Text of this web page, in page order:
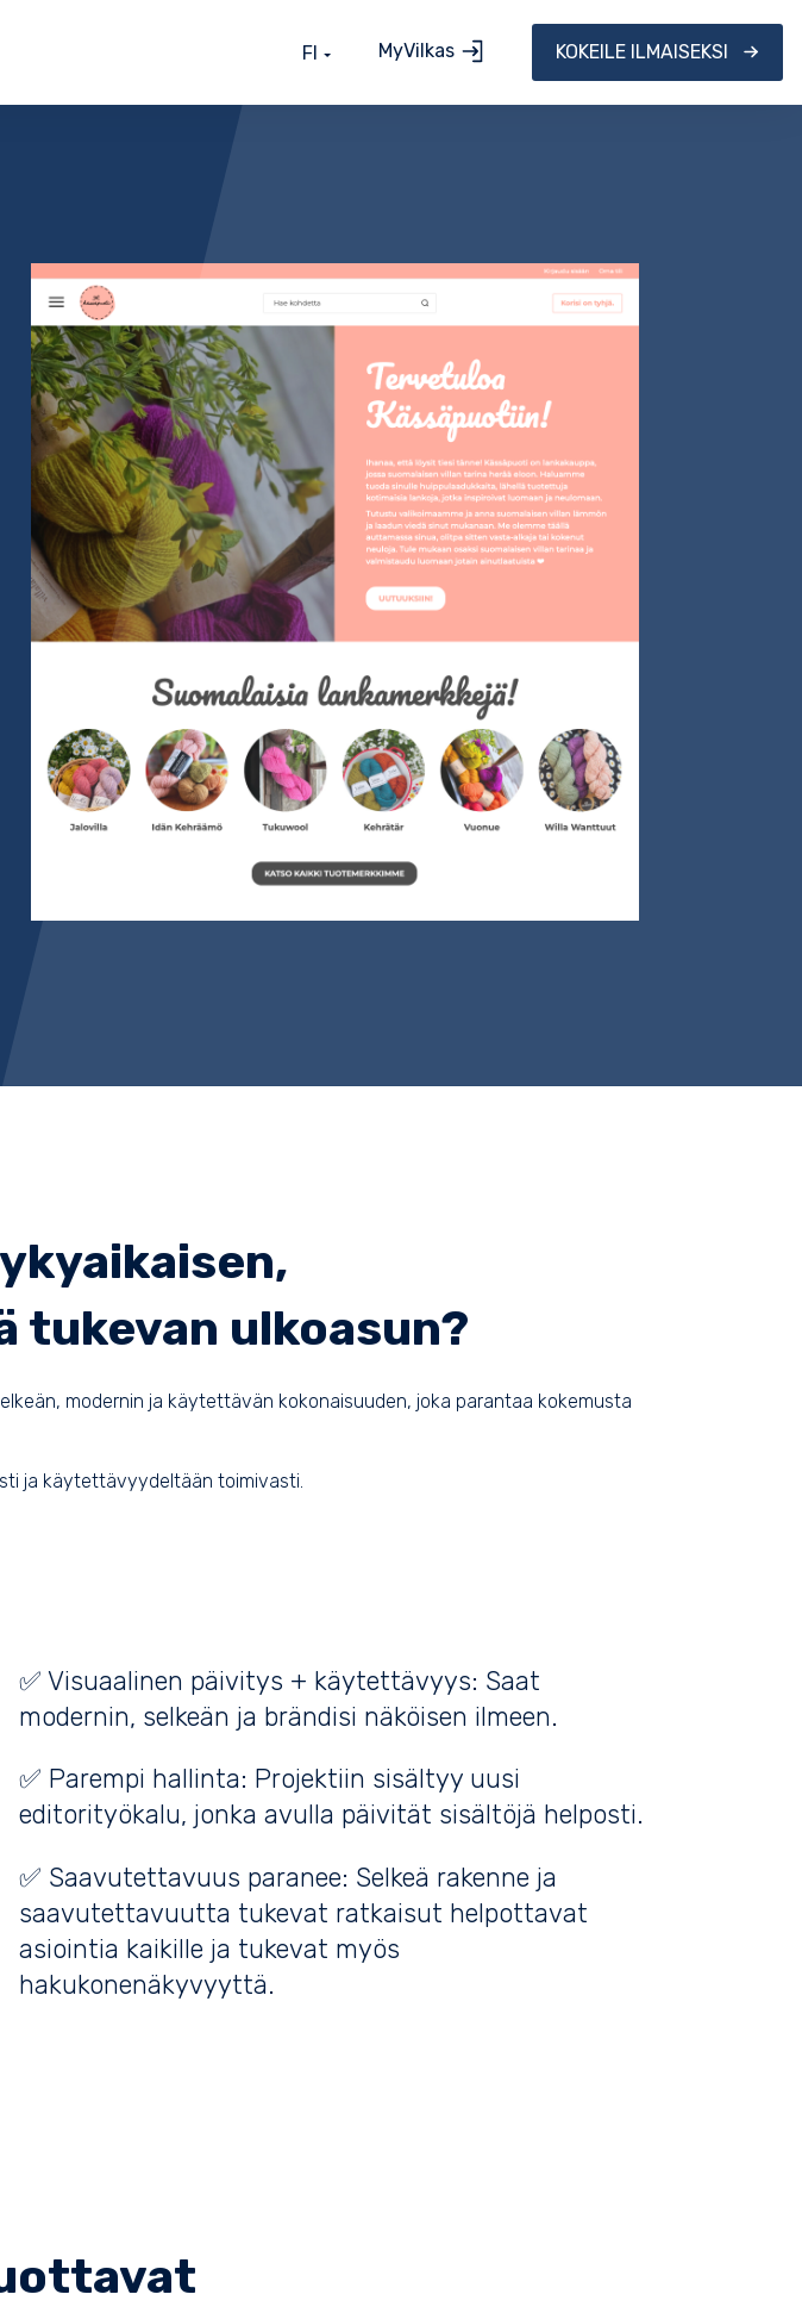
FI MyVilkas KOKEILE ILMAISEKSI
tukevan ulkoasun?
modernin ja käytettävän kokonaisuuden, joka parantaa kokemusta
ja käytettävyydeltään toimivasti.
✅ Visuaalinen päivitys + käytettävyys: Saat
modernin, selkeän ja brändisi näköisen ilmeen.
✅ Parempi hallinta: Projektiin sisältyy uusi
editorityökalu, jonka avulla päivität sisältöjä helposti.
✅ Saavutettavuus paranee: Selkeä rakenne ja
saavutettavuutta tukevat ratkaisut helpottavat
asiointia kaikille ja tukevat myös
hakukonenäkyvyyttä.